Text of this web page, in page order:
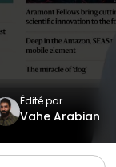
Édité par
Vahe Arabian